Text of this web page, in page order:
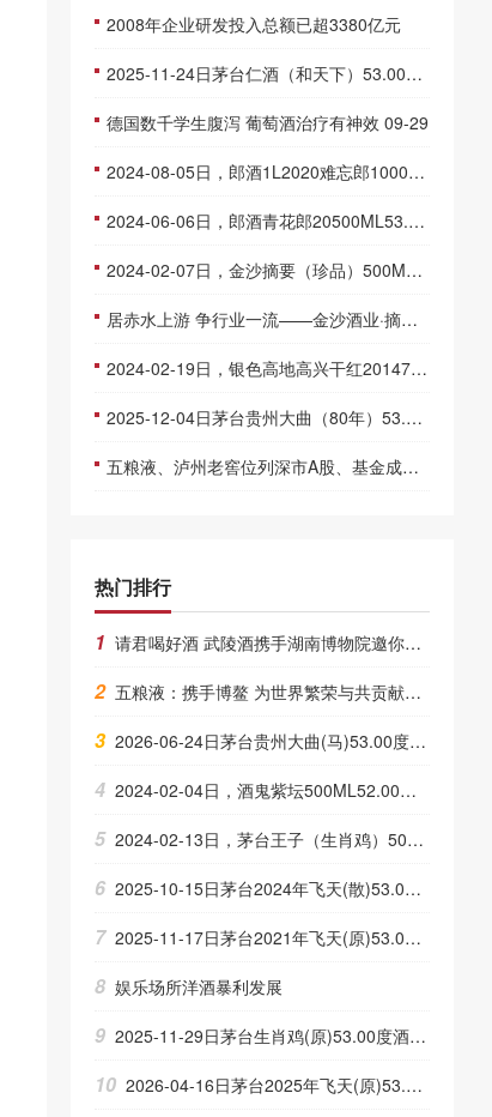
2008年企业研发投入总额已超3380亿元
2025-11-24日茅台仁酒（和天下）53.00度酒价格为395一瓶，上涨 395元
德国数千学生腹泻 葡萄酒治疗有神效 09-29
2024-08-05日，郎酒1L2020难忘郎1000ML53.00度酒每瓶的价格是多少呢？
2024-06-06日，郎酒青花郎20500ML53.00度酒每瓶的价格是多少呢？
2024-02-07日，金沙摘要（珍品）500ML53.00度酒每瓶的价格是多少呢？
居赤水上游 争行业一流——金沙酒业·摘要酒上游战略发布会在毕节金沙举行
2024-02-19日，银色高地高兴干红2014750ML13.00度酒每瓶的价格是多少呢？
2025-12-04日茅台贵州大曲（80年）53.00度酒价格为145一瓶，下跌 5元
五粮液、泸州老窖位列深市A股、基金成交金额前20名
热门排行
1 请君喝好酒 武陵酒携手湖南博物院邀你品尝“醉”正宗的湖湘年味
2 五粮液：携手博鳌 为世界繁荣与共贡献和美力量
3 2026-06-24日茅台贵州大曲(马)53.00度酒价格为1,080一瓶，下跌 20元
4 2024-02-04日，酒鬼紫坛500ML52.00度酒每瓶的价格是多少呢？
5 2024-02-13日，茅台王子（生肖鸡）500ML53.00度酒每瓶的价格是多少呢？
6 2025-10-15日茅台2024年飞天(散)53.00度酒价格为1,790一瓶，下跌 20元
7 2025-11-17日茅台2021年飞天(原)53.00度酒价格为1,980一瓶，下跌 100元
8 娱乐场所洋酒暴利发展
9 2025-11-29日茅台生肖鸡(原)53.00度酒价格为2,280一瓶，下跌 90元
10 2026-04-16日茅台2025年飞天(原)53.00度酒价格为1,675一瓶，上涨 25元